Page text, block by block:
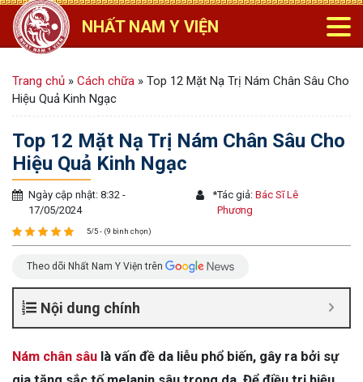
NHẤT NAM Y VIỆN
Trang chủ » Cách chữa » Top 12 Mặt Nạ Trị Nám Chân Sâu Cho
Hiệu Quả Kinh Ngạc
Top 12 Mặt Nạ Trị Nám Chân Sâu Cho
Hiệu Quả Kinh Ngạc
Ngày cập nhật: 8:32 -
17/05/2024
*Tác giả:Bác Sĩ Lê
Phương
5/5 - (9 bình chọn)
Theo dõi Nhất Nam Y Viện trên
Nội dung chính
Nám chân sâu là vấn đề da liễu phổ biến, gây ra bởi sự